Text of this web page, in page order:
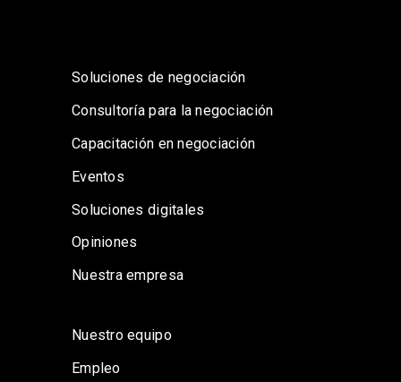
Soluciones de negociación
Consultoría para la negociación
Capacitación en negociación
Eventos
Soluciones digitales
Opiniones
Nuestra empresa
Nuestro equipo
Empleo